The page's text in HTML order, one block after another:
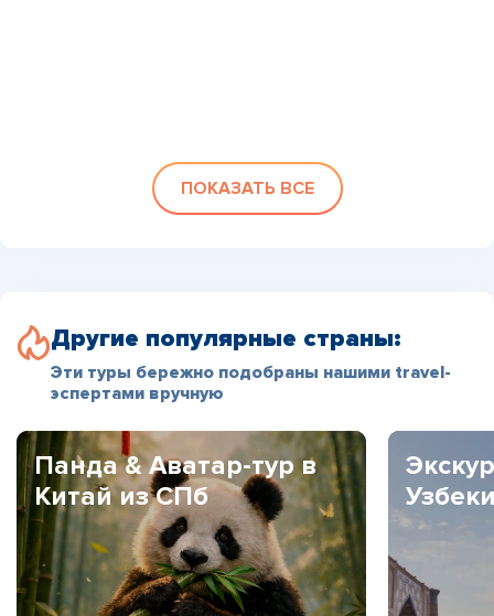
ПОКАЗАТЬ ВСЕ
Другие популярные страны:
Эти туры бережно подобраны нашими travel-
эспертами вручную
Панда & Аватар-тур в
Китай из СПб